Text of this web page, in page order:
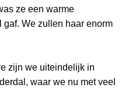
ze een warme
We zullen haar enorm
zijn we uiteindelijk in
waar we nu met veel